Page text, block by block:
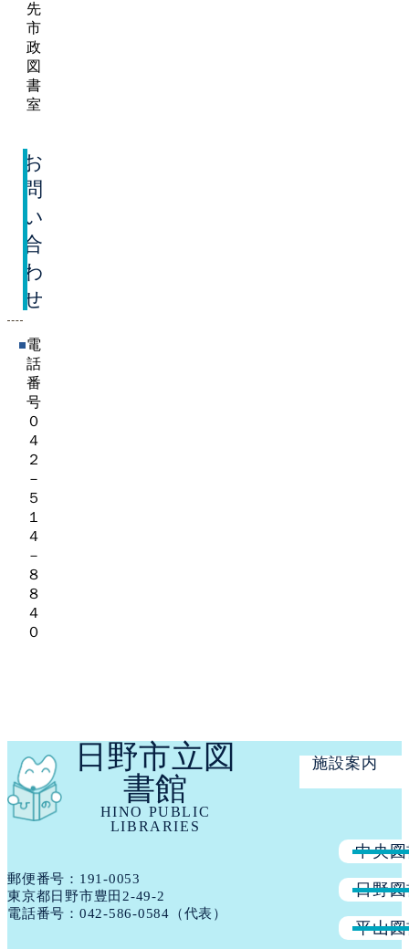
先
市
政
図
書
室
お
問
い
合
わ
せ
電
話
番
号
０
４
２
－
５
１
４
－
８
８
４
０
日野市立図
書館
HINO PUBLIC
LIBRARIES
郵便番号：191​-​0053
東京都日野市豊田2-49-2
電話番号： 042-586-0584 （代表）
施設案内
中央
日野
平山